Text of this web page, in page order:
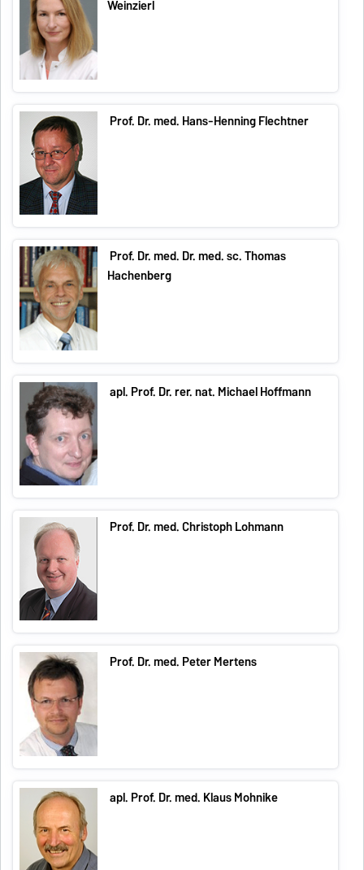
Weinzierl
Prof. Dr. med. Hans-Henning Flechtner
Prof. Dr. med. Dr. med. sc. Thomas
Hachenberg
apl. Prof. Dr. rer. nat. Michael Hoffmann
Prof. Dr. med. Christoph Lohmann
Prof. Dr. med. Peter Mertens
apl. Prof. Dr. med. Klaus Mohnike